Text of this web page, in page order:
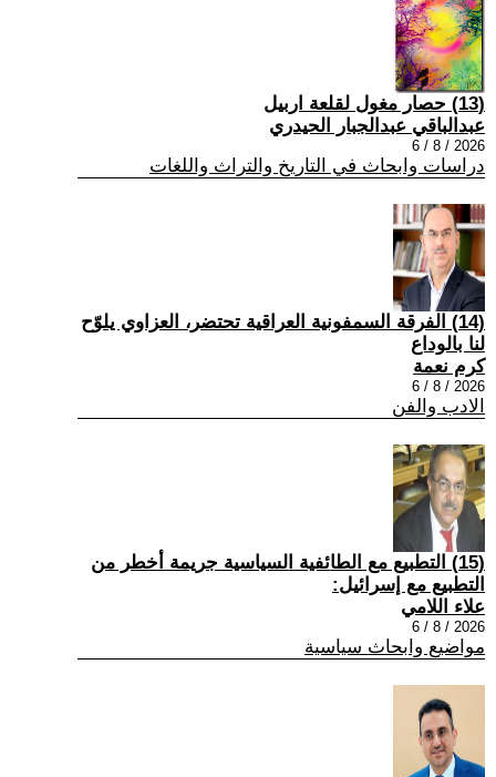
(13) حصار مغول لقلعة اربيل
عبدالباقي عبدالجبار الحيدري
2026 / 8 / 6
دراسات وابحاث في التاريخ والتراث واللغات
(14) الفرقة السمفونية العراقية تحتضر، العزاوي يلوّح
لنا بالوداع
كرم نعمة
2026 / 8 / 6
الادب والفن
(15) التطبيع مع الطائفية السياسية جريمة أخطر من
التطبيع مع إسرائيل:
علاء اللامي
2026 / 8 / 6
مواضيع وابحاث سياسية